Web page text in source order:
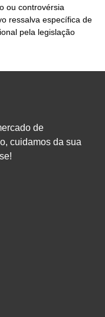
ou controvérsia
ressalva específica de
pela legislação
de
cuidamos da sua